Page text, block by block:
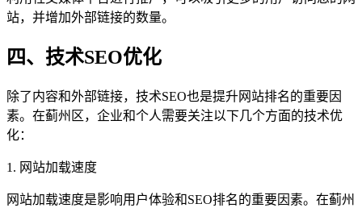
站，并增加外部链接的数量。
四、技术SEO优化
除了内容和外部链接，技术SEO也是提升网站排名的重要因
素。在蓟州区，企业和个人需要关注以下几个方面的技术优
化：
1. 网站加载速度
网站加载速度是影响用户体验和SEO排名的重要因素。在蓟州